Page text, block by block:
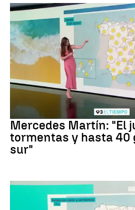
La Previsión
Mercedes Martín: "El
tormentas y hasta 40
sur"